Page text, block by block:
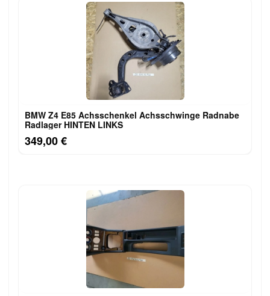
BMW Z4 E85 Achsschenkel Achsschwinge Radnabe
Radlager HINTEN LINKS
349,00 €